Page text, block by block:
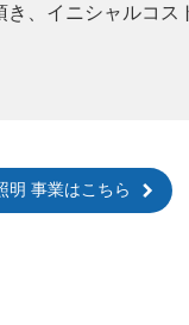
、イニシャルコス
明 事業はこちら